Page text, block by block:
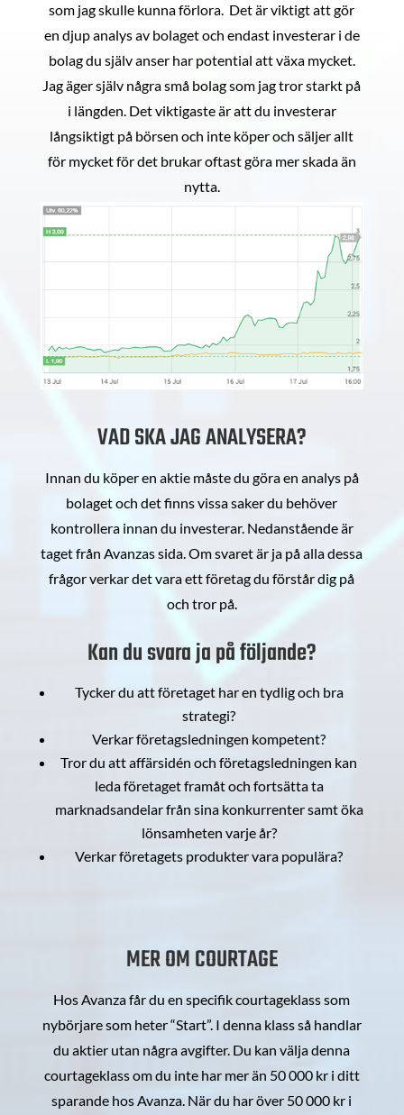
som jag skulle kunna förlora. Det är viktigt att gör
en djup analys av bolaget och endast investerar i de
bolag du själv anser har potential att växa mycket.
Jag äger själv några små bolag som jag tror starkt på
i längden. Det viktigaste är att du investerar
långsiktigt på börsen och inte köper och säljer allt
för mycket för det brukar oftast göra mer skada än
nytta.
VAD SKA JAG ANALYSERA?
Innan du köper en aktie måste du göra en analys på
bolaget och det finns vissa saker du behöver
kontrollera innan du investerar. Nedanstående är
taget från Avanzas sida. Om svaret är ja på alla dessa
frågor verkar det vara ett företag du förstår dig på
och tror på.
Kan du svara ja på följande?
Tycker du att företaget har en tydlig och bra
strategi?
Verkar företagsledningen kompetent?
Tror du att affärsidén och företagsledningen kan
leda företaget framåt och fortsätta ta
marknadsandelar från sina konkurrenter samt öka
lönsamheten varje år?
Verkar företagets produkter vara populära?
MER OM COURTAGE
Hos Avanza får du en specifik courtageklass som
nybörjare som heter “Start”. I denna klass så handlar
du aktier utan några avgifter. Du kan välja denna
courtageklass om du inte har mer än 50 000 kr i ditt
sparande hos Avanza. När du har över 50 000 kr i